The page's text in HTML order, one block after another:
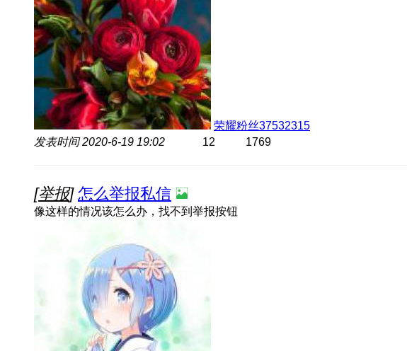
荣耀粉丝37532315
发表时间2020-6-19 19:02 12 1769
[举报] 怎么举报私信
像这样的情况该怎么办，找不到举报按钮